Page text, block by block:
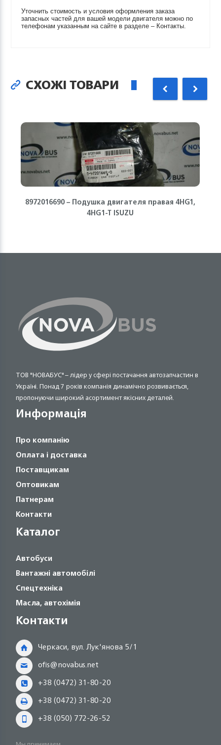
Уточнить стоимость и условия оформления заказа
запасных частей для вашей модели двигателя можно по
телефонам указанным на сайте в разделе – Контакты.
СХОЖІ ТОВАРИ
8972016690 – Подушка двигателя правая 4HG1,
4HG1-T ISUZU
ТОВ "НОВАБУС" – лідер у сфері постачання автозапчастин в
Україні. Понад 7 років компанія динамічно розвивається,
пропонуючи широкий асортимент якісних деталей.
Информація
Про компанію
Оплата і доставка
Поставщикам
Оптовикам
Патнерам
Контакти
Каталог
Автобуси
Вантажні автомобілі
Спецтехніка
Масла, автохімія
Контакти
Черкаси, вул. Лук'янова 5/1
ofis@novabus.net
+38 (0472) 31-80-20
+38 (0472) 31-80-20
+38 (050) 772-26-52